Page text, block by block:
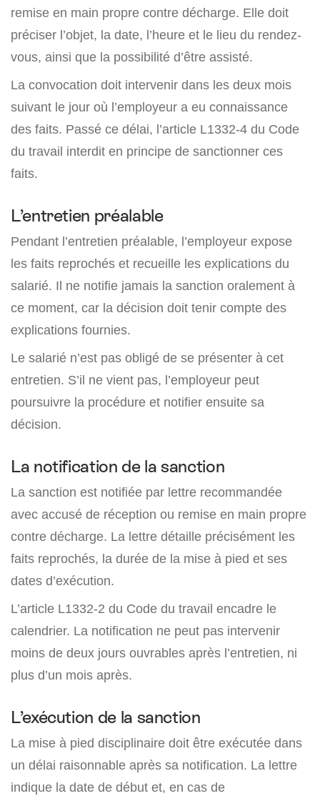
remise en main propre contre décharge. Elle doit
préciser l’objet, la date, l’heure et le lieu du rendez-
vous, ainsi que la possibilité d’être assisté.
La convocation doit intervenir dans les deux mois
suivant le jour où l’employeur a eu connaissance
des faits. Passé ce délai, l’article L1332-4 du Code
du travail interdit en principe de sanctionner ces
faits.
L’entretien préalable
Pendant l’entretien préalable, l’employeur expose
les faits reprochés et recueille les explications du
salarié. Il ne notifie jamais la sanction oralement à
ce moment, car la décision doit tenir compte des
explications fournies.
Le salarié n’est pas obligé de se présenter à cet
entretien. S’il ne vient pas, l’employeur peut
poursuivre la procédure et notifier ensuite sa
décision.
La notification de la sanction
La sanction est notifiée par lettre recommandée
avec accusé de réception ou remise en main propre
contre décharge. La lettre détaille précisément les
faits reprochés, la durée de la mise à pied et ses
dates d’exécution.
L’article L1332-2 du Code du travail encadre le
calendrier. La notification ne peut pas intervenir
moins de deux jours ouvrables après l’entretien, ni
plus d’un mois après.
L’exécution de la sanction
La mise à pied disciplinaire doit être exécutée dans
un délai raisonnable après sa notification. La lettre
indique la date de début et, en cas de